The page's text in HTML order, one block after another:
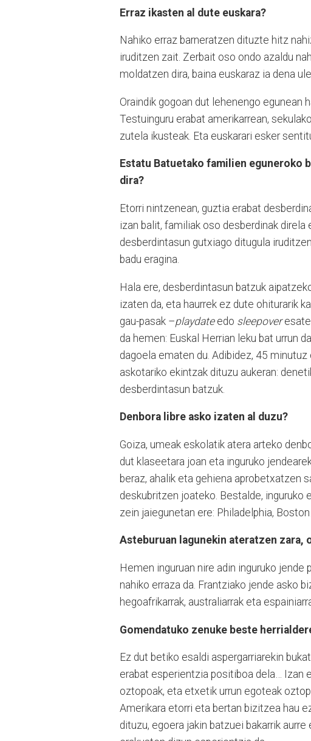
Erraz ikasten al dute euskara?
Nahiko erraz barneratzen dituzte hitz
iruditzen zait. Zerbait oso ondo azaldu
moldatzen dira, baina euskaraz ia dena
Oraindik gogoan dut lehenengo egunean
Testuinguru erabat amerikarrean,
zutela ikusteak. Eta euskarari esker
Estatu Batuetako familien eguneroko
dira?
Etorri nintzenean, guztia erabat
izan balit, familiak oso desberdinak direla
desberdintasun gutxiago ditugula
badu eragina.
Hala ere, desberdintasun batzuk
izaten da, eta haurrek ez dute ohiturarik
gau-pasak –playdateedo sleepover
da hemen: Euskal Herrian leku bat urrun
dagoela ematen du. Adibidez, 45
askotariko ekintzak dituzu aukeran:
desberdintasun batzuk.
Denbora libre asko izaten al duzu?
Goiza, umeak eskolatik atera arteko
dut klaseetara joan eta inguruko
beraz, ahalik eta gehiena aprobetxatzen
deskubritzen joateko. Bestalde,
zein jaiegunetan ere: Philadelphia,
Asteburuan lagunekin ateratzen zara,
Hemen inguruan nire adin inguruko
nahiko erraza da. Frantziako jende asko
hegoafrikarrak, australiarrak eta
Gomendatuko zenuke beste
Ez dut betiko esaldi aspergarriarekin
erabat esperientzia positiboa dela… Izan
oztopoak, eta etxetik urrun egoteak
Amerikara etorri eta bertan bizitzea hau
dituzu, egoera jakin batzuei bakarrik